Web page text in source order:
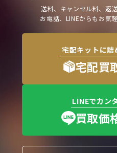
送料、キャンセル料、返
お電話、LINEからもお気
宅配キットに詰
宅配買
LINEでカン
買取価